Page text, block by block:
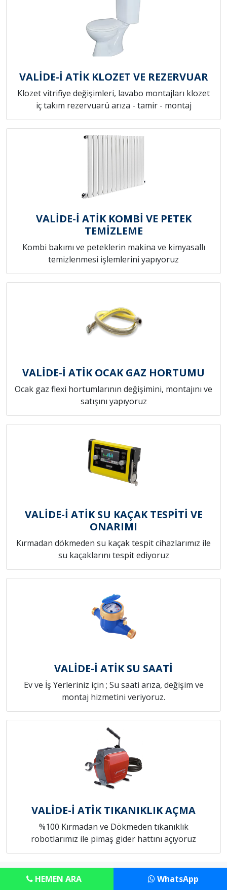
VALİDE-İ ATİK KLOZET VE REZERVUAR
Klozet vitrifiye değişimleri, lavabo montajları klozet
iç takım rezervuarü arıza - tamir - montaj
VALİDE-İ ATİK KOMBİ VE PETEK
TEMİZLEME
Kombi bakımı ve peteklerin makina ve kimyasallı
temizlenmesi işlemlerini yapıyoruz
VALİDE-İ ATİK OCAK GAZ HORTUMU
Ocak gaz flexi hortumlarının değişimini, montajını ve
satışını yapıyoruz
VALİDE-İ ATİK SU KAÇAK TESPİTİ VE
ONARIMI
Kırmadan dökmeden su kaçak tespit cihazlarımız ile
su kaçaklarını tespit ediyoruz
VALİDE-İ ATİK SU SAATİ
Ev ve İş Yerleriniz için ; Su saati arıza, değişim ve
montaj hizmetini veriyoruz.
VALİDE-İ ATİK TIKANIKLIK AÇMA
%100 Kırmadan ve Dökmeden tıkanıklık
robotlarımız ile pimaş gider hattını açıyoruz
HEMEN ARA WhatsApp
Copyright © Anadolu Tesisat Servisi